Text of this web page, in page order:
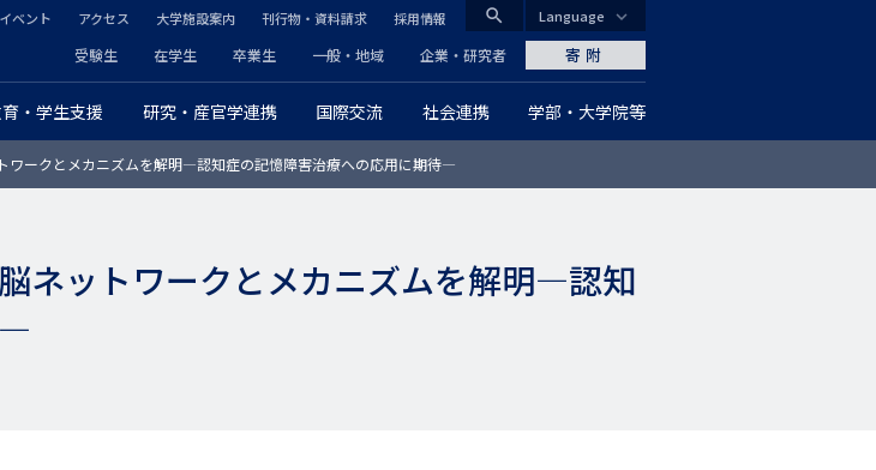
CLOSE
search
グ
ロ
・学生支援 研究・産官学連携 国際交流 社会連携 学部・大学院等
ヘ
ッ
ダ
プ
受験生 在学生 卒業生 一般・地域 企業・研究者
イベント アクセス 大学施設案内 刊行物・資料請求 採用情報
寄附
Language
ワークとメカニズムを解明―認知症の記憶障害治療への応用に期待―
ネットワークとメカニズムを解明―認知
―